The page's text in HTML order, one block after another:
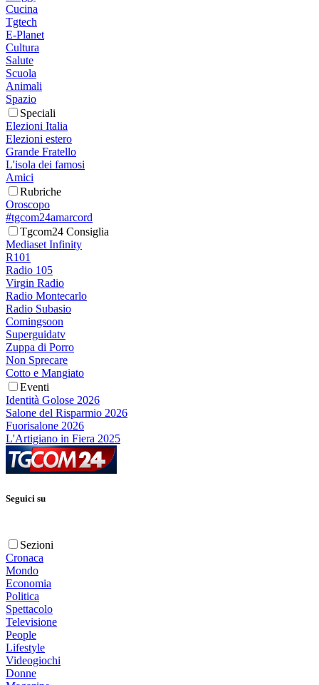
Cucina
Tgtech
E-Planet
Cultura
Salute
Scuola
Animali
Spazio
Speciali
Elezioni Italia
Elezioni estero
Grande Fratello
L'isola dei famosi
Amici
Rubriche
Oroscopo
#tgcom24amarcord
Tgcom24 Consiglia
Mediaset Infinity
R101
Radio 105
Virgin Radio
Radio Montecarlo
Radio Subasio
Comingsoon
Superguidatv
Zuppa di Porro
Non Sprecare
Cotto e Mangiato
Eventi
Identità Golose 2026
Salone del Risparmio 2026
Fuorisalone 2026
L'Artigiano in Fiera 2025
Seguici su
Sezioni
Cronaca
Mondo
Economia
Politica
Spettacolo
Televisione
People
Lifestyle
Videogiochi
Donne